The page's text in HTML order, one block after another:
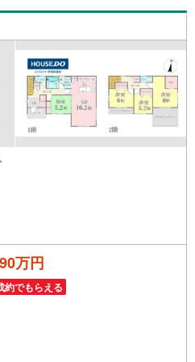
も揃っています。さらに、小学校・
圏内にあり、通学面でも安心で
万円
約でもらえる